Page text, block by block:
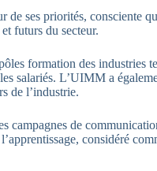
ses priorités, consciente
futurs du secteur.
formation des
salariés. L’UIMM a
de l’industrie.
campagnes de
considéré